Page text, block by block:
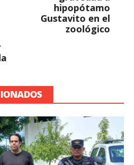
hipopótamo
Gustavito en el
zoológico